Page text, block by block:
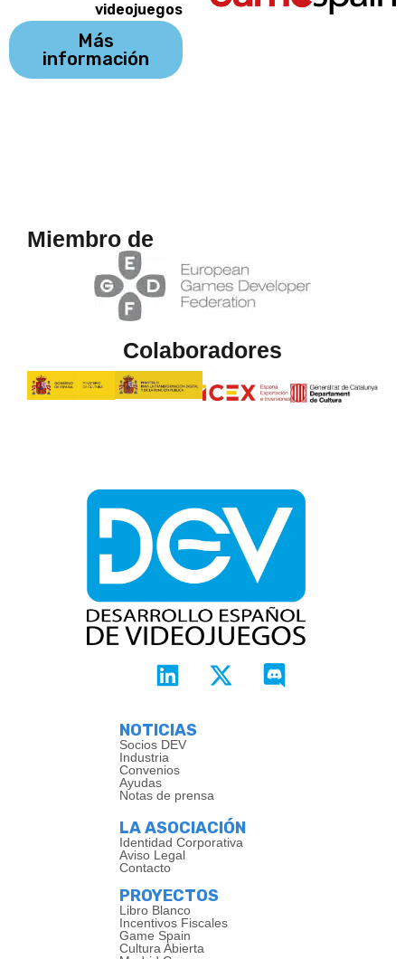
videojuegos
Más
información
Miembro de
Colaboradores
NOTICIAS
Socios DEV
Industria
Convenios
Ayudas
Notas de prensa
LA ASOCIACIÓN
Identidad Corporativa
Aviso Legal
Contacto
PROYECTOS
Libro Blanco
Incentivos Fiscales
Game Spain
Cultura Abierta